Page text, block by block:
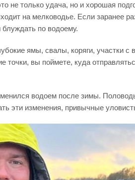
не только удача, но и хорошая
на мелководье. Если заранее
по водоему.
ямы, свалы, коряги, участки с
точки, вы поймете, куда
водоем после зимы.
эти изменения, привычные